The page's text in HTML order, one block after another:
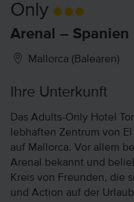
Only
Arenal – Spanien
Mallorca (Balearen)
Ihre Unterkunft
Das Adults-Only Hotel
lebhaften Zentrum von
auf Mallorca. Vor allem
Arenal bekannt und
Kreis von Freunden, die
und Action auf der